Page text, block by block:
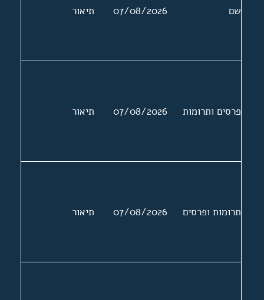
פרוטוקלים,
וטיוטות של
שם 07/08/2026 תיאור
פרסים ותרומות 07/08/2026 תיאור
תרומות ופרסים 07/08/2026 תיאור